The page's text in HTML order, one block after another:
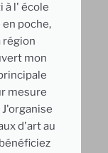
à l' école
poche,
région
mon
mesure
d'art au